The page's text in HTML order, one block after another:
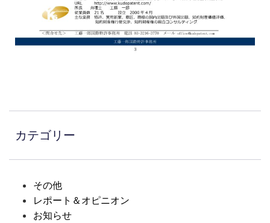
カテゴリー
その他
レポート＆オピニオン
お知らせ